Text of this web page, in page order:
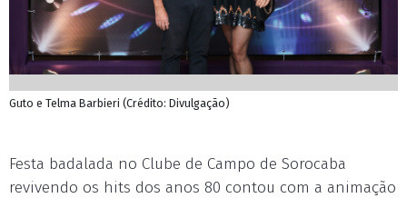
Guto e Telma Barbieri (Crédito: Divulgação)
Festa badalada no Clube de Campo de Sorocaba
revivendo os hits dos anos 80 contou com a animação